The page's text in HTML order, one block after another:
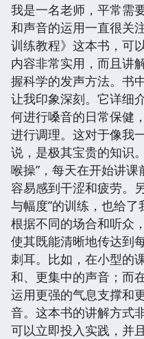
我是一名老师，平常需
和声音的运用一直很关
训练教程》这本书，可
内容非常实用，而且讲
握科学的发声方法。书
让我印象深刻。它详细
何进行嗓音的日常保健
进行调理。这对于像我
说，是极其宝贵的知识
喉操”，每天在开始讲
容易感到干涩和疲劳。
与幅度”的训练，也给
根据不同的场合和听众
使其既能清晰地传达到
刺耳。比如，在小型的
和、更集中的声音；而
运用更强的气息支撑和
音。这本书的讲解方式
可以立即投入实践，并